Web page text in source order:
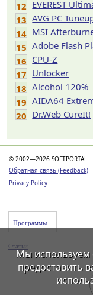
12 EVEREST
13 AVG PC
14 MSI
15 Adobe Flash
16 CPU-Z
17 Unlocker
18 Alcohol 120%
19 AIDA64
20 Dr.Web CureIt!
© 2002—2026 SOFTPORTAL
Обратная связь (Feedback)
Privacy Policy
Программы
Статьи
Мы
предоставить